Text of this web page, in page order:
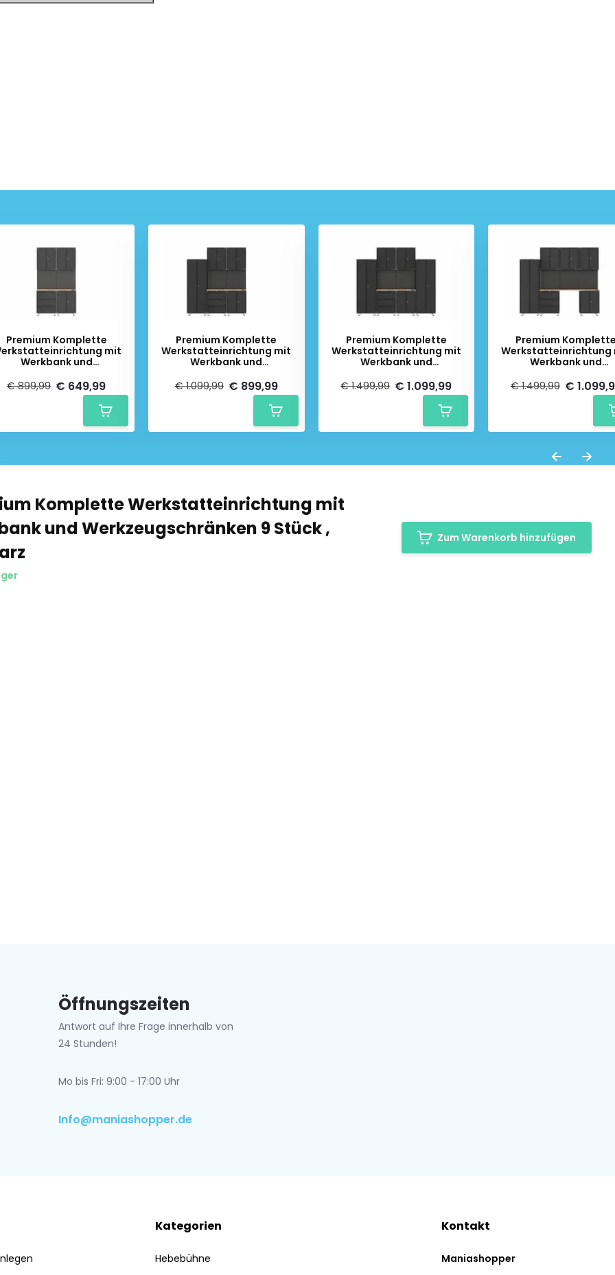
Premium Komplette
mit
Werkbank und
, schwarz
€ 899,99 € 649,99
Premium Komplette
Werkstatteinrichtung mit
Werkbank und
, schwarz
€ 1.099,99 € 899,99
Premium Komplette
Werkstatteinrichtung mit
Werkbank und
, schwarz
€ 1.499,99 € 1.099,99
Premium
Werkstatteinrichtung
Werkbank und
Stück , schwarz
€ 1.499,99 €
Komplette Werkstatteinrichtung mit
und Werkzeugschränken 9 Stück ,
Zum Warenkorb hinzufügen
Öffnungszeiten
Antwort auf Ihre Frage innerhalb von
24 Stunden!
Mo bis Fri: 9:00 - 17:00 Uhr
Info@maniashopper.de
Kategorien
Hebebühne
Kontakt
Maniashopper